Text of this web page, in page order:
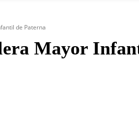
de Paterna
Mayor